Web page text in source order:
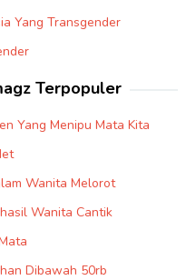
Yang Transgender
Terpopuler
Yang Menipu Mata Kita
Wanita Melorot
Wanita Cantik
Dibawah 50rb